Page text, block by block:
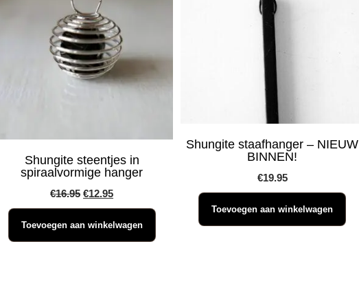
Shungite steentjes in
spiraalvormige hanger
€16.95 Oorspronkelijke
prijs
was:
€12.95Huidige
prijs
is:
Toevoegen aan winkelwagen
Shungite staafhanger – NIEUW
BINNEN!
€19.95
Toevoegen aan winkelwagen